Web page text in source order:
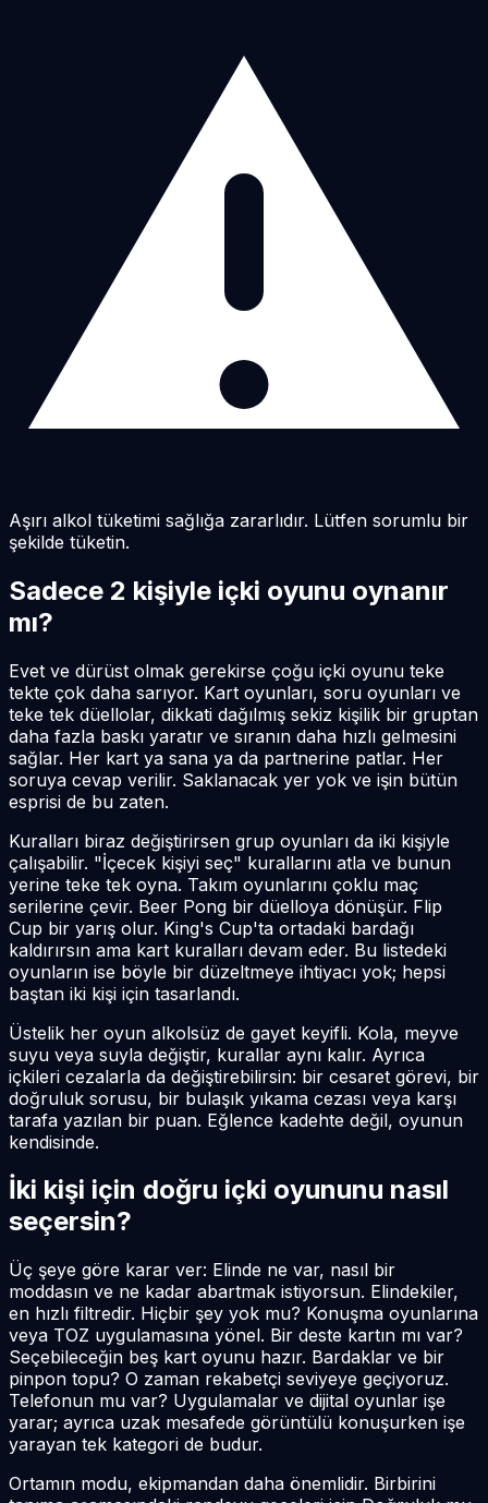
Aşırı alkol tüketimi sağlığa zararlıdır. Lütfen sorumlu bir
şekilde tüketin.
Sadece 2 kişiyle içki oyunu oynanır
mı?
Evet ve dürüst olmak gerekirse çoğu içki oyunu teke
tekte çok daha sarıyor. Kart oyunları, soru oyunları ve
teke tek düellolar, dikkati dağılmış sekiz kişilik bir gruptan
daha fazla baskı yaratır ve sıranın daha hızlı gelmesini
sağlar. Her kart ya sana ya da partnerine patlar. Her
soruya cevap verilir. Saklanacak yer yok ve işin bütün
esprisi de bu zaten.
Kuralları biraz değiştirirsen grup oyunları da iki kişiyle
çalışabilir. "İçecek kişiyi seç" kurallarını atla ve bunun
yerine teke tek oyna. Takım oyunlarını çoklu maç
serilerine çevir. Beer Pong bir düelloya dönüşür. Flip
Cup bir yarış olur. King's Cup'ta ortadaki bardağı
kaldırırsın ama kart kuralları devam eder. Bu listedeki
oyunların ise böyle bir düzeltmeye ihtiyacı yok; hepsi
baştan iki kişi için tasarlandı.
Üstelik her oyun alkolsüz de gayet keyifli. Kola, meyve
suyu veya suyla değiştir, kurallar aynı kalır. Ayrıca
içkileri cezalarla da değiştirebilirsin: bir cesaret görevi, bir
doğruluk sorusu, bir bulaşık yıkama cezası veya karşı
tarafa yazılan bir puan. Eğlence kadehte değil, oyunun
kendisinde.
İki kişi için doğru içki oyununu nasıl
seçersin?
Üç şeye göre karar ver: Elinde ne var, nasıl bir
moddasın ve ne kadar abartmak istiyorsun. Elindekiler,
en hızlı filtredir. Hiçbir şey yok mu? Konuşma oyunlarına
veya TOZ uygulamasına yönel. Bir deste kartın mı var?
Seçebileceğin beş kart oyunu hazır. Bardaklar ve bir
pinpon topu? O zaman rekabetçi seviyeye geçiyoruz.
Telefonun mu var? Uygulamalar ve dijital oyunlar işe
yarar; ayrıca uzak mesafede görüntülü konuşurken işe
yarayan tek kategori de budur.
Ortamın modu, ekipmandan daha önemlidir. Birbirini